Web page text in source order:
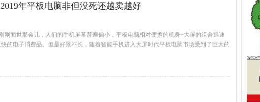
年平板电脑非但没死还越卖越好
刚面世那会儿，人们的手机屏幕普遍偏小，平板电脑相对便携的机身+大屏的组合迅速
的电子消费品。但是好景不长，随着智能手机进入大屏时代平板电脑市场受到了巨大的